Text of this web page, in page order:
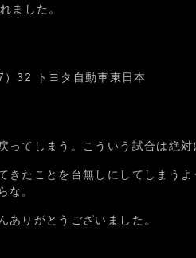
ました。
32 トヨタ自動車東日本
ってしまう。こういう試合は絶
きたことを台無しにしてしまう
な。
ありがとうございました。